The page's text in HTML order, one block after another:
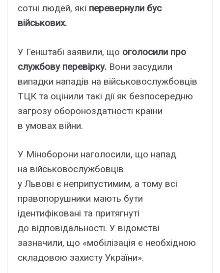
сотні людей, які перевернули бус
військових.
У Генштабі заявили, що оголосили про
службову перевірку. Вони засудили
випадки нападів на військовослужбовців
ТЦК та оцінили такі дії як безпосередню
загрозу обороноздатності країни
в умовах війни.
У Міноборони наголосили, що напад
на військовослужбовців
у Львові є неприпустимим, а тому всі
правопорушники мають бути
ідентифіковані та притягнуті
до відповідальності. У відомстві
зазначили, що «мобілізація є необхідною
складовою захисту України».